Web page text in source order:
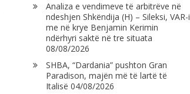
Analiza e vendimeve të arbitrëve në
ndeshjen Shkëndija (H) – Sileksi, VAR-i
me në krye Benjamin Kerimin
ndërhyri saktë në tre situata
08/08/2026
SHBA, “Dardania” pushton Gran
Paradison, majën më të lartë të
Italisë 04/08/2026